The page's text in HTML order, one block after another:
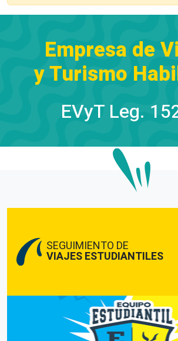
Empresa de
y Turismo
EVyT Leg.
SEGUIMIENTO DE
VIAJES ESTUDIANTILES